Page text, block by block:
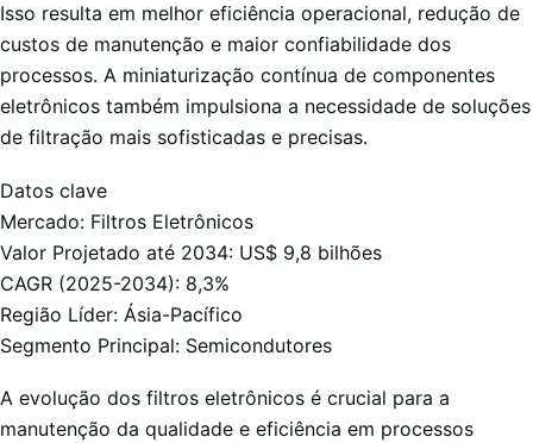
Isso resulta em melhor eficiência operacional, redução de
custos de manutenção e maior confiabilidade dos
processos. A miniaturização contínua de componentes
eletrônicos também impulsiona a necessidade de soluções
de filtração mais sofisticadas e precisas.
Datos clave
Mercado: Filtros Eletrônicos
Valor Projetado até 2034: US$ 9,8 bilhões
CAGR (2025-2034): 8,3%
Região Líder: Ásia-Pacífico
Segmento Principal: Semicondutores
A evolução dos filtros eletrônicos é crucial para a
manutenção da qualidade e eficiência em processos